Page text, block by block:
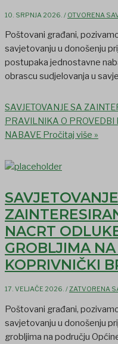
10. SRPNJA 2026. / OTVORENA
Poštovani građani,
savjetovanju u donošenju
postupaka jednostavne
obrascu sudjelovanja u
SAVJETOVANJE SA
PRAVILNIKA O
NABAVE Pročitaj više »
NACRT
GROBLJIMA
KOPRIVNIČKI
17. VELJAČE 2026. /ZATVORENA
Poštovani građani,
savjetovanju u donošenju
grobljima na području